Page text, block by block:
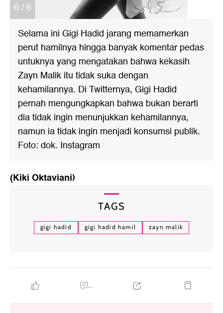
6 / 6
Selama ini Gigi Hadid jarang memamerkan
perut hamilnya hingga banyak komentar pedas
untuknya yang mengatakan bahwa kekasih
Zayn Malik itu tidak suka dengan
kehamilannya. Di Twitternya, Gigi Hadid
pernah mengungkapkan bahwa bukan berarti
dia tidak ingin menunjukkan kehamilannya,
namun ia tidak ingin menjadi konsumsi publik.
Foto: dok. Instagram
(Kiki Oktaviani)
TAGS
gigi hadid gigi hadid hamil zayn malik
...